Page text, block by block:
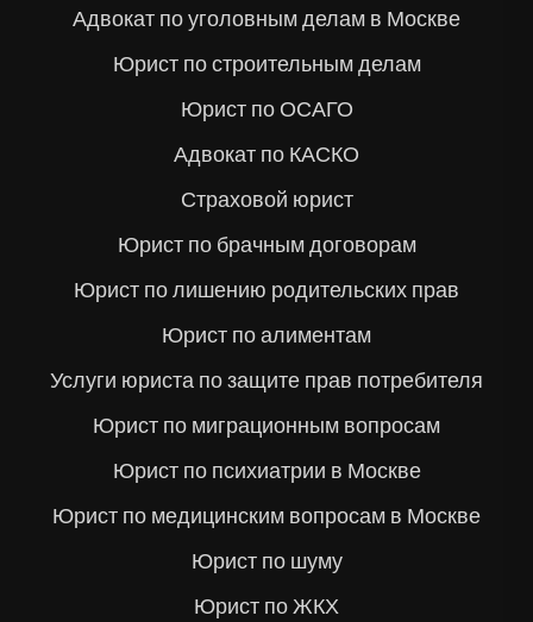
Адвокат по уголовным делам в Москве
Юрист по строительным делам
Юрист по ОСАГО
Адвокат по КАСКО
Страховой юрист
Юрист по брачным договорам
Юрист по лишению родительских прав
Юрист по алиментам
Услуги юриста по защите прав потребителя
Юрист по миграционным вопросам
Юрист по психиатрии в Москве
Юрист по медицинским вопросам в Москве
Юрист по шуму
Юрист по ЖКХ